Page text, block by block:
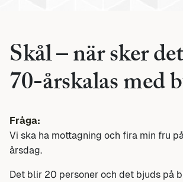
Skål – när sker
70-årskalas med
Fråga:
Vi ska ha mottagning och fira min fru
årsdag.
Det blir 20 personer och det bjuds på